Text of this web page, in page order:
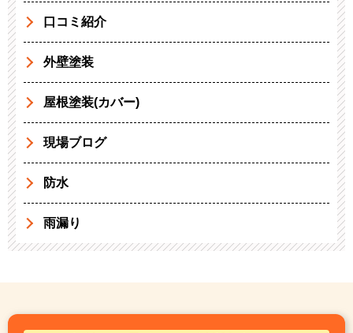
口コミ紹介
外壁塗装
屋根塗装(カバー)
現場ブログ
防水
雨漏り